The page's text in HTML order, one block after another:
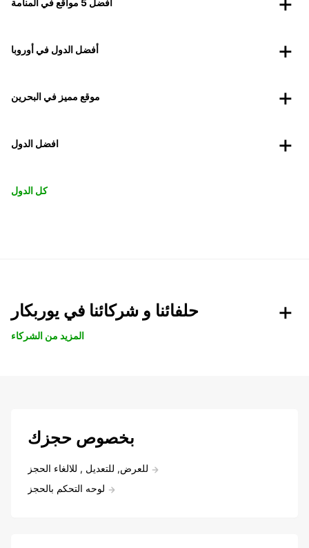
أفضل 5 مواقع في المنامة
أفضل الدول في أوروبا
موقع مميز في البحرين
افضل الدول
كل الدول
حلفائنا و شركائنا في يوربكار
المزيد من الشركاء
بخصوص حجزك
للعرض, للتعديل , للالغاء الحجز
لوحه التحكم بالحجز